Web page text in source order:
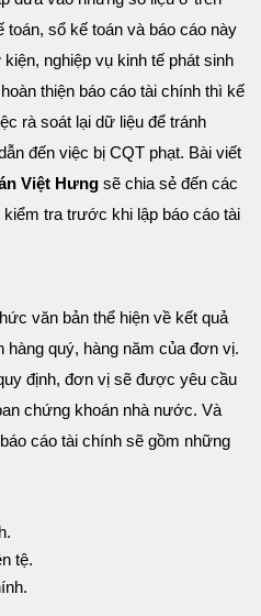
sổ kế toán và báo cáo này
nghiệp vụ kinh tế phát sinh
thiện báo cáo tài chính thì kế
rà soát lại dữ liệu để tránh
đến việc bị CQT phạt. Bài viết
Việt Hưng sẽ chia sẻ đến các
tra trước khi lập báo cáo tài
văn bản thể hiện về kết quả
hàng quý, hàng năm của đơn vị.
định, đơn vị sẽ được yêu cầu
chứng khoán nhà nước. Và
cáo tài chính sẽ gồm những
tệ.